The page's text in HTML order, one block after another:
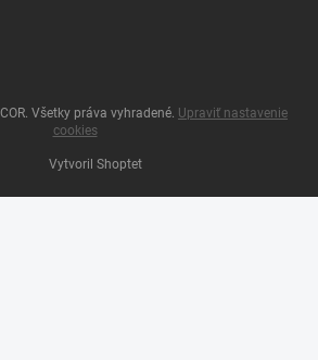
Vytvoril Shoptet
. Všetky práva vyhradené. Upraviť nastavenie
cookies